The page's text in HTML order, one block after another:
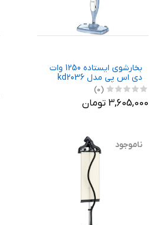
بخارشوی ایستاده 1250 وات
دی اس پی مدل kd2036
(0)
3,605,000 تومان
ناموجود